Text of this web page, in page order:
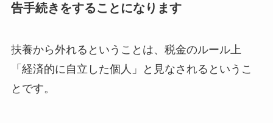
告手続きをすることになります
扶養から外れるということは、税金のルール上
「経済的に自立した個人」と見なされるというこ
とです。